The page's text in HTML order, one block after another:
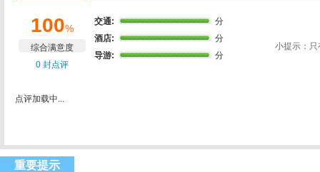
100%
综合满意度
0 封点评
交通:
分
酒店:
分
导游:
分
小提示：
点评加载中...
重要提示